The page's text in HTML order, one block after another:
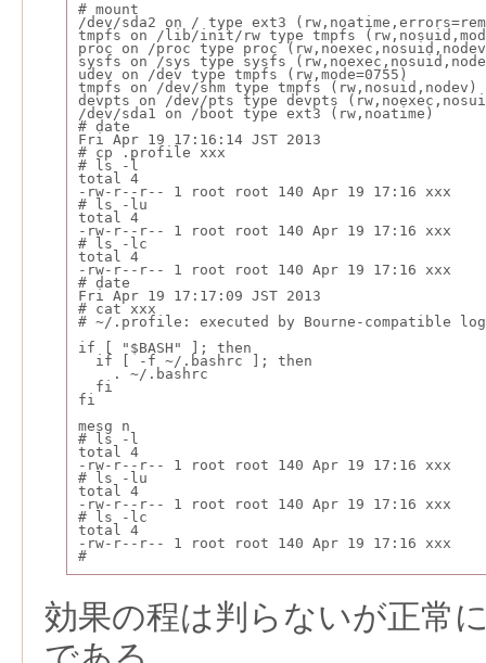
# mount
/dev/sda2 on / type ext3
tmpfs on /lib/init/rw type tmpfs
proc on /proc type proc
sysfs on /sys type sysfs
udev on /dev type tmpfs (rw,mode=0755)
tmpfs on /dev/shm type tmpfs (rw,nosuid,nodev)
devpts on /dev/pts type devpts
/dev/sda1 on /boot type ext3 (rw,noatime)
# date
Fri Apr 19 17:16:14 JST 2013
# cp .profile xxx
# ls -l
total 4
-rw-r--r-- 1 root root 140 Apr 19 17:16 xxx
# ls -lu
total 4
-rw-r--r-- 1 root root 140 Apr 19 17:16 xxx
# ls -lc
total 4
-rw-r--r-- 1 root root 140 Apr 19 17:16 xxx
# date
Fri Apr 19 17:17:09 JST 2013
# cat xxx
# ~/.profile: executed by Bourne-compatible
if [ "$BASH" ]; then
if [ -f ~/.bashrc ]; then
. ~/.bashrc
fi
fi
mesg n
# ls -l
total 4
-rw-r--r-- 1 root root 140 Apr 19 17:16 xxx
# ls -lu
total 4
-rw-r--r-- 1 root root 140 Apr 19 17:16 xxx
# ls -lc
total 4
-rw-r--r-- 1 root root 140 Apr 19 17:16 xxx
#
効果の程は判らないが正常